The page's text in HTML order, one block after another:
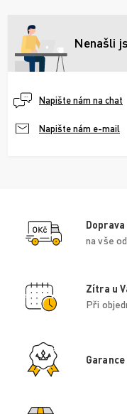
Nenašli
Napište nám na chat
Napište nám e-mail
na vše
Zítra u
Při